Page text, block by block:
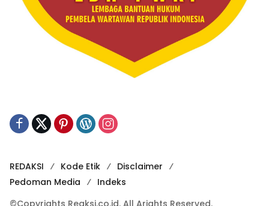
REDAKSI Kode Etik
Disclaimer
Pedoman Media
Indeks
©Copyrights Reaksi.co.id. All Arights Reserved.